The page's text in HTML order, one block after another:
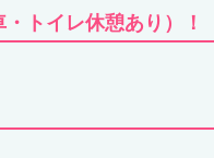
トイレ休憩あり）！